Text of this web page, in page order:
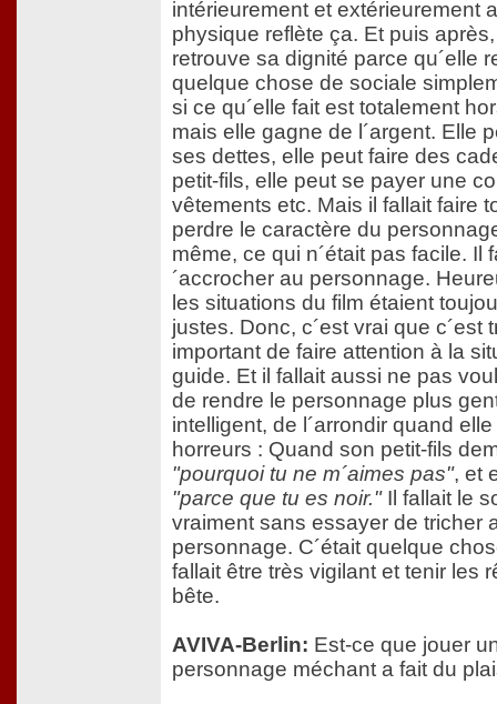
intérieurement et extérieurement
physique reflète ça. Et puis
retrouve sa dignité parce qu´elle
quelque chose de sociale
si ce qu´elle fait est totalement
mais elle gagne de l´argent. Elle
ses dettes, elle peut faire des
petit-fils, elle peut se payer une
vêtements etc. Mais il fallait faire
perdre le caractère du
même, ce qui n´était pas facile. Il
´accrocher au personnage.
les situations du film étaient
justes. Donc, c´est vrai que c´est
important de faire attention à la
guide. Et il fallait aussi ne pas
de rendre le personnage plus
intelligent, de l´arrondir quand
horreurs : Quand son petit-fils
"pourquoi tu ne m´aimes pas", et
"parce que tu es noir."Il fallait le
vraiment sans essayer de tricher
personnage. C´était quelque
fallait être très vigilant et tenir les
bête.
AVIVA-Berlin: Est-ce que jouer
personnage méchant a fait du